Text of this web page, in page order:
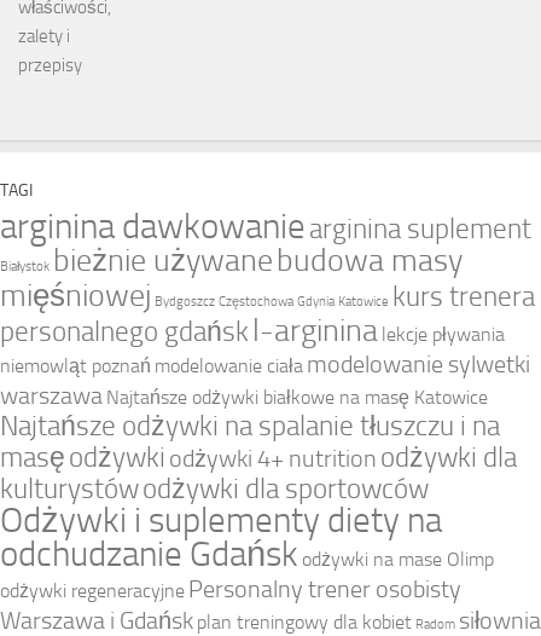
TAGI
arginina dawkowaniearginina suplement
Białystok bieżnie używanebudowa masy
mięśniowej Bydgoszcz Częstochowa Gdynia Katowice kurs trenera
personalnego gdańsk l-arginina lekcje pływania
niemowląt poznań modelowanie ciała modelowanie sylwetki
warszawa Najtańsze odżywki białkowe na masę Katowice
Najtańsze odżywki na spalanie tłuszczu i na
masęodżywki odżywki 4+ nutrition odżywki dla
kulturystówodżywki dla sportowców
Odżywki i suplementy diety na
odchudzanie Gdańsk odżywki na mase Olimp
odżywki regeneracyjne Personalny trener osobisty
Warszawa i Gdańsk plan treningowy dla kobiet Radom siłownia